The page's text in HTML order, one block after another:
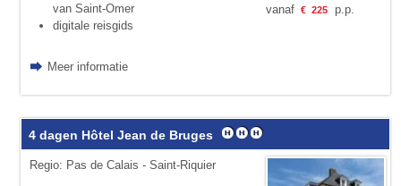
van Saint-Omer
digitale reisgids
Meer informatie
vanaf € 225p.p.
4 dagen Hôtel Jean de Bruges
Regio: Pas de Calais - Saint-Riquier